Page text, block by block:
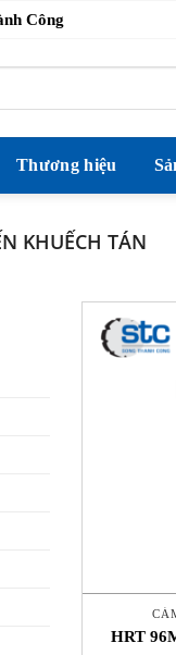
Công
Thương hiệu
KHUẾCH TÁN
HRT